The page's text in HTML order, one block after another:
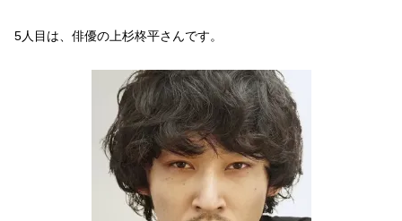
5人目は、俳優の上杉柊平さんです。